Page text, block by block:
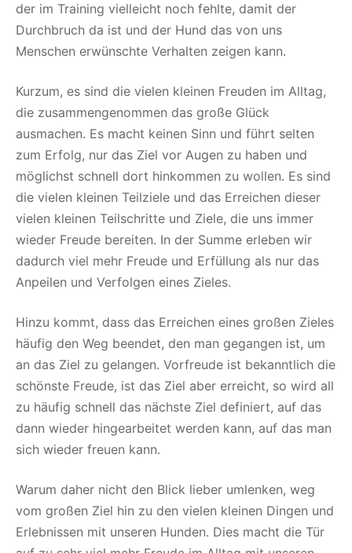
der im Training vielleicht noch fehlte, damit der
Durchbruch da ist und der Hund das von uns
Menschen erwünschte Verhalten zeigen kann.
Kurzum, es sind die vielen kleinen Freuden im Alltag,
die zusammengenommen das große Glück
ausmachen. Es macht keinen Sinn und führt selten
zum Erfolg, nur das Ziel vor Augen zu haben und
möglichst schnell dort hinkommen zu wollen. Es sind
die vielen kleinen Teilziele und das Erreichen dieser
vielen kleinen Teilschritte und Ziele, die uns immer
wieder Freude bereiten. In der Summe erleben wir
dadurch viel mehr Freude und Erfüllung als nur das
Anpeilen und Verfolgen eines Zieles.
Hinzu kommt, dass das Erreichen eines großen Zieles
häufig den Weg beendet, den man gegangen ist, um
an das Ziel zu gelangen. Vorfreude ist bekanntlich die
schönste Freude, ist das Ziel aber erreicht, so wird all
zu häufig schnell das nächste Ziel definiert, auf das
dann wieder hingearbeitet werden kann, auf das man
sich wieder freuen kann.
Warum daher nicht den Blick lieber umlenken, weg
vom großen Ziel hin zu den vielen kleinen Dingen und
Erlebnissen mit unseren Hunden. Dies macht die Tür